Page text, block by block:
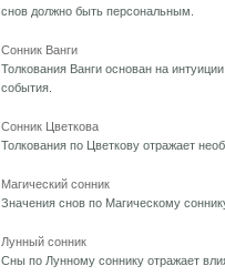
снов должно быть персональным.
Сонник Ванги
Толкования Ванги основан на
события.
Сонник Цветкова
Толкования по Цветкову отражает
Магический сонник
Значения снов по Магическому
Лунный сонник
Сны по Лунному соннику отражает